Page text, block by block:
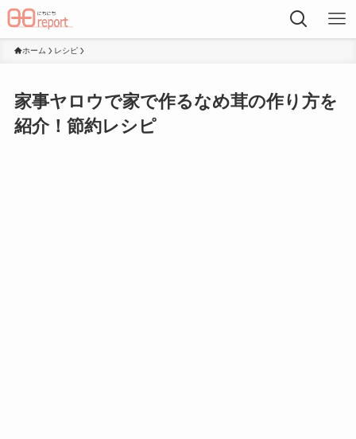
ホーム レシピ
家事ヤロウで家で作るなめ茸の作り方を
紹介！節約レシピ